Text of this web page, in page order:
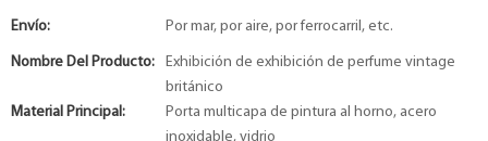
Envío: Por mar, por aire, por ferrocarril, etc.
Nombre Del Producto:
Exhibición de exhibición de perfume vintage
británico
Material Principal:
Porta multicapa de pintura al horno, acero
inoxidable, vidrio